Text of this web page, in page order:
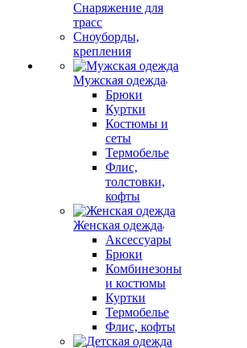
Снаряжение для
трасс
Сноуборды,
крепления
Мужская одежда
Брюки
Куртки
Костюмы и
сеты
Термобелье
Флис,
толстовки,
кофты
Женская одежда
Аксессуары
Брюки
Комбинезоны
и костюмы
Куртки
Термобелье
Флис, кофты